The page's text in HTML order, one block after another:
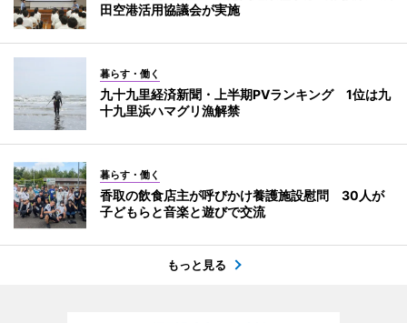
田空港活用協議会が実施
暮らす・働く
九十九里経済新聞・上半期PVランキング 1位は九
十九里浜ハマグリ漁解禁
暮らす・働く
香取の飲食店主が呼びかけ養護施設慰問 30人が
子どもらと音楽と遊びで交流
もっと見る